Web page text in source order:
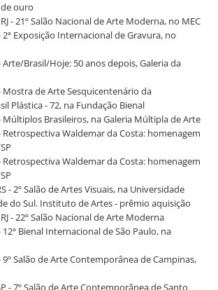
ouro
- 21º Salão Nacional de Arte Moderna, no MEC
2ª Exposição Internacional de Gravura, no
Arte/Brasil/Hoje: 50 anos depois, Galeria da
Mostra de Arte Sesquicentenário da
Plástica - 72, na Fundação Bienal
Múltiplos Brasileiros, na Galeria Múltipla de Arte
Retrospectiva Waldemar da Costa: homenagem
Retrospectiva Waldemar da Costa: homenagem
- 2º Salão de Artes Visuais, na Universidade
do Sul. Instituto de Artes - prêmio aquisição
- 22º Salão Nacional de Arte Moderna
12ª Bienal Internacional de São Paulo, na
9º Salão de Arte Contemporânea de Campinas,
- 7º Salão de Arte Contemporânea de Santo